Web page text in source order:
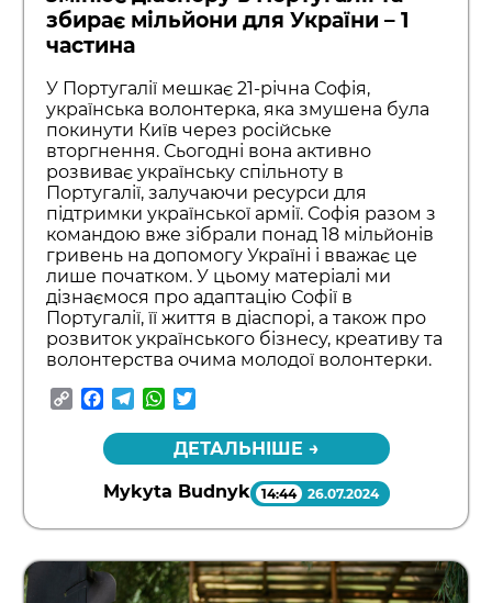
збирає мільйони для України – 1
частина
У Португалії мешкає 21-річна Софія,
українська волонтерка, яка змушена була
покинути Київ через російське
вторгнення. Сьогодні вона активно
розвиває українську спільноту в
Португалії, залучаючи ресурси для
підтримки української армії. Софія разом з
командою вже зібрали понад 18 мільйонів
гривень на допомогу Україні і вважає це
лише початком. У цьому матеріалі ми
дізнаємося про адаптацію Софії в
Португалії, її життя в діаспорі, а також про
розвиток українського бізнесу, креативу та
волонтерства очима молодої волонтерки.
CopyFacebook
TelegramWhatsApp
ДЕТАЛЬНІШЕ →
Mykyta Budnyk 14:44 26.07.2024